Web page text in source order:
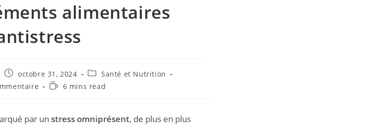
alimentaires
octobre 31, 2024
Santé et Nutrition
6 mins read
par un stress omniprésent, de plus en plus